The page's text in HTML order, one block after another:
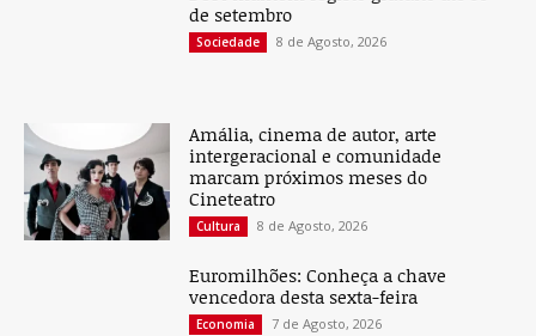
de setembro
Sociedade 8 de Agosto, 2026
Amália, cinema de autor, arte
intergeracional e comunidade
marcam próximos meses do
Cineteatro
Cultura 8 de Agosto, 2026
Euromilhões: Conheça a chave
vencedora desta sexta-feira
Economia 7 de Agosto, 2026